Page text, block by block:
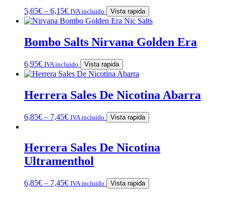
5,65€ – 6,15€ IVA incluido Vista rapida
Bombo Salts Nirvana Golden Era
6,95€ IVA incluido Vista rapida
Herrera Sales De Nicotina Abarra
6,85€ – 7,45€ IVA incluido Vista rapida
Herrera Sales De Nicotina
Ultramenthol
6,85€ – 7,45€ IVA incluido Vista rapida